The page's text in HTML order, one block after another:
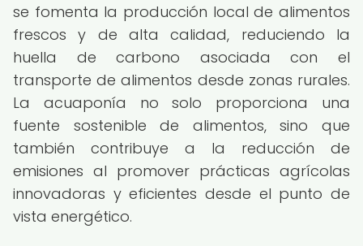
se fomenta la producción local de alimentos
frescos y de alta calidad, reduciendo la
huella de carbono asociada con el
transporte de alimentos desde zonas rurales.
La acuaponía no solo proporciona una
fuente sostenible de alimentos, sino que
también contribuye a la reducción de
emisiones al promover prácticas agrícolas
innovadoras y eficientes desde el punto de
vista energético.